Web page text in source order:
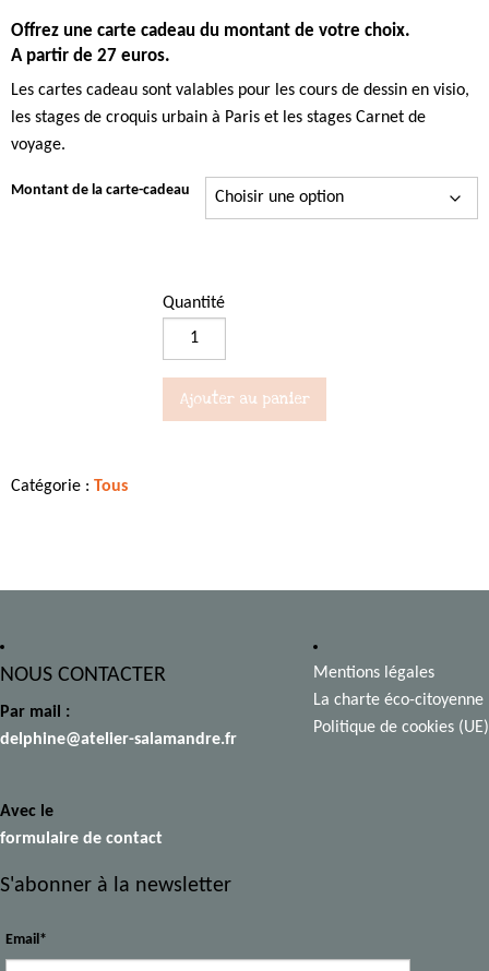
prix :
à
500,00 €
Offrez une carte cadeau du montant de votre choix.
A partir de 27 euros.
Les cartes cadeau sont valables pour les cours de dessin en visio,
les stages de croquis urbain à Paris et les stages Carnet de
voyage.
Montant de la carte-cadeau
Quantité
quantité
de
Cadeau
Ajouter au panier
Catégorie : Tous
NOUS CONTACTER
Par mail :
delphine@atelier-salamandre.fr
Avec le
formulaire de contact
Mentions légales
La charte éco-citoyenne
Politique de cookies (UE)
S'abonner à la newsletter
Email*